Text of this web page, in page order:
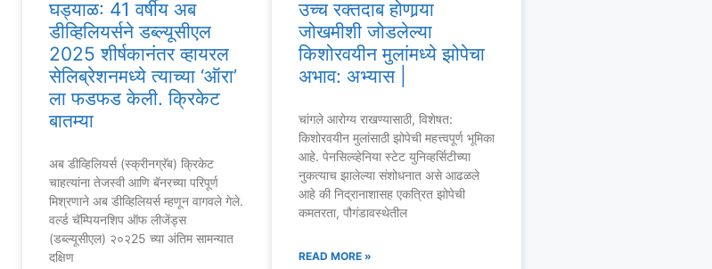
घड्याळ: 41 वर्षीय अब
डीव्हिलियर्सने डब्ल्यूसीएल
2025 शीर्षकानंतर व्हायरल
सेलिब्रेशनमध्ये त्याच्या ‘ऑरा’
ला फडफड केली. क्रिकेट
बातम्या
अब डीव्हिलियर्स (स्क्रीनग्रॅब) क्रिकेट
चाहत्यांना तेजस्वी आणि बॅनरच्या परिपूर्ण
मिश्रणाने अब डीव्हिलियर्स म्हणून वागवले गेले.
वर्ल्ड चॅम्पियनशिप ऑफ लीजेंड्स
(डब्ल्यूसीएल) २०२25 च्या अंतिम सामन्यात
दक्षिण
उच्च रक्तदाब होणार्‍या
जोखमीशी जोडलेल्या
किशोरवयीन मुलांमध्ये झोपेचा
अभाव: अभ्यास |
चांगले आरोग्य राखण्यासाठी, विशेषत:
किशोरवयीन मुलांसाठी झोपेची महत्त्वपूर्ण भूमिका
आहे. पेनसिल्व्हेनिया स्टेट युनिव्हर्सिटीच्या
नुकत्याच झालेल्या संशोधनात असे आढळले
आहे की निद्रानाशासह एकत्रित झोपेची
कमतरता, पौगंडावस्थेतील
READ MORE »